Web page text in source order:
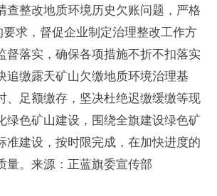
查整改地质环境历史欠账问题，严格
要求，督促企业制定治理整改工作方
督落实，确保各项措施不折不扣落实
追缴露天矿山欠缴地质环境治理基
、足额缴存，坚决杜绝迟缴缓缴等现
绿色矿山建设，围绕全旗建设绿色矿
准建设，按时限完成，在加快进度的
量。来源：正蓝旗委宣传部